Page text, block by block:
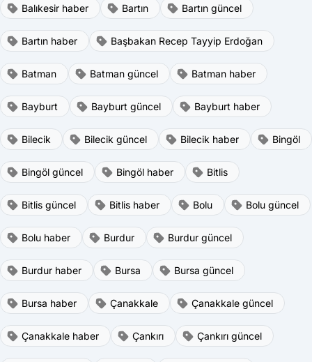
Balıkesir haber Bartın Bartın güncel
Bartın haber Başbakan Recep Tayyip Erdoğan
Batman Batman güncel Batman haber
Bayburt Bayburt güncel Bayburt haber
Bilecik Bilecik güncel Bilecik haber Bingöl
Bingöl güncel Bingöl haber Bitlis
Bitlis güncel Bitlis haber Bolu Bolu güncel
Bolu haber Burdur Burdur güncel
Burdur haber Bursa Bursa güncel
Bursa haber Çanakkale Çanakkale güncel
Çanakkale haber Çankırı Çankırı güncel